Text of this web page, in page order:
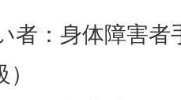
者：身体障害